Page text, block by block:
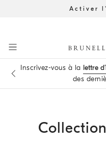
Activer
rendez-vous
Inscrivez-vous à la lettre
des